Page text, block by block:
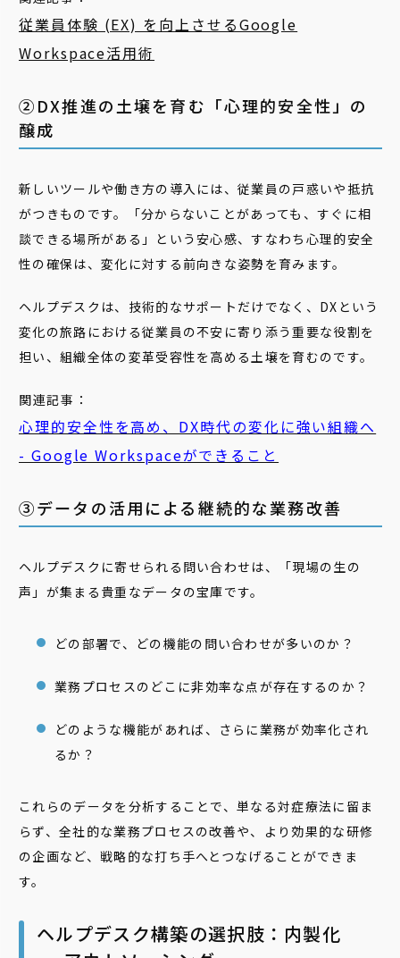
従業員体験 (EX) を向上させるGoogle
Workspace活用術
②DX推進の土壌を育む「心理的安全性」の
醸成
新しいツールや働き方の導入には、従業員の戸惑いや抵抗
がつきものです。「分からないことがあっても、すぐに相
談できる場所がある」という安心感、すなわち心理的安全
性の確保は、変化に対する前向きな姿勢を育みます。
ヘルプデスクは、技術的なサポートだけでなく、DXという
変化の旅路における従業員の不安に寄り添う重要な役割を
担い、組織全体の変革受容性を高める土壌を育むのです。
関連記事：
心理的安全性を高め、DX時代の変化に強い組織へ
- Google Workspaceができること
③データの活用による継続的な業務改善
ヘルプデスクに寄せられる問い合わせは、「現場の生の
声」が集まる貴重なデータの宝庫です。
どの部署で、どの機能の問い合わせが多いのか？
業務プロセスのどこに非効率な点が存在するのか？
どのような機能があれば、さらに業務が効率化され
るか？
これらのデータを分析することで、単なる対症療法に留ま
らず、全社的な業務プロセスの改善や、より効果的な研修
の企画など、戦略的な打ち手へとつなげることができま
す。
ヘルプデスク構築の選択肢：内製化